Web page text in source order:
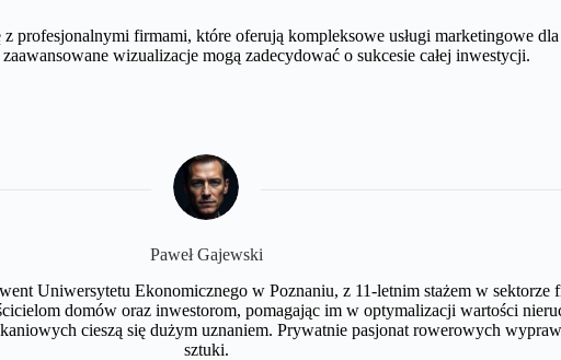
z profesjonalnymi firmami, które oferują kompleksowe usługi marketingowe
wizualizacje mogą zadecydować o sukcesie całej inwestycji.
Paweł Gajewski
Uniwersytetu Ekonomicznego w Poznaniu, z 11-letnim stażem w sektorze
domów oraz inwestorom, pomagając im w optymalizacji wartości
cieszą się dużym uznaniem. Prywatnie pasjonat rowerowych
sztuki.